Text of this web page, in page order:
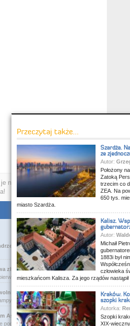
na własny użytek.
i miejscowa bohema
zbudowana dla władcy
kaplica rzymsko-katoli…
proceder królów Dahomeju
uliczne z bateriami słoneczny…
Asnyk. Poeta z mojego miasta
pod banderą Malty pływa statek m/v…
Przeczytaj także...
Szardża.
ze
Autor:
Położony
Zatoką
trzecim co
ZEA. Na
650 tys.
miasto Szardża.
Kalisz.
Autor:
Michaił
1883i był
człowieka
mieszkańcom Kalisza. Za jego rządów nastąpił
Kraków.
szopki
Autorka:
Szopki
XIX-